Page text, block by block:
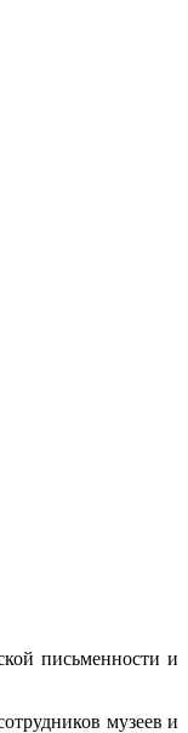
письменности и
музеев и